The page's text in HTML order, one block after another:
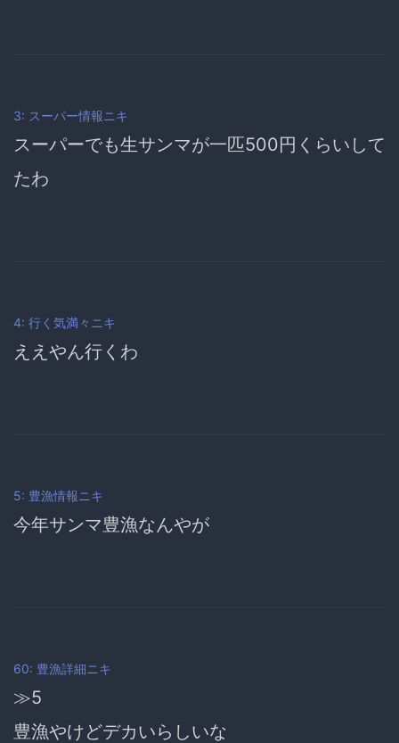
3: スーパー情報ニキ
スーパーでも生サンマが一匹500円くらいして
たわ
4: 行く気満々ニキ
ええやん行くわ
5: 豊漁情報ニキ
今年サンマ豊漁なんやが
60: 豊漁詳細ニキ
≫5
豊漁やけどデカいらしいな